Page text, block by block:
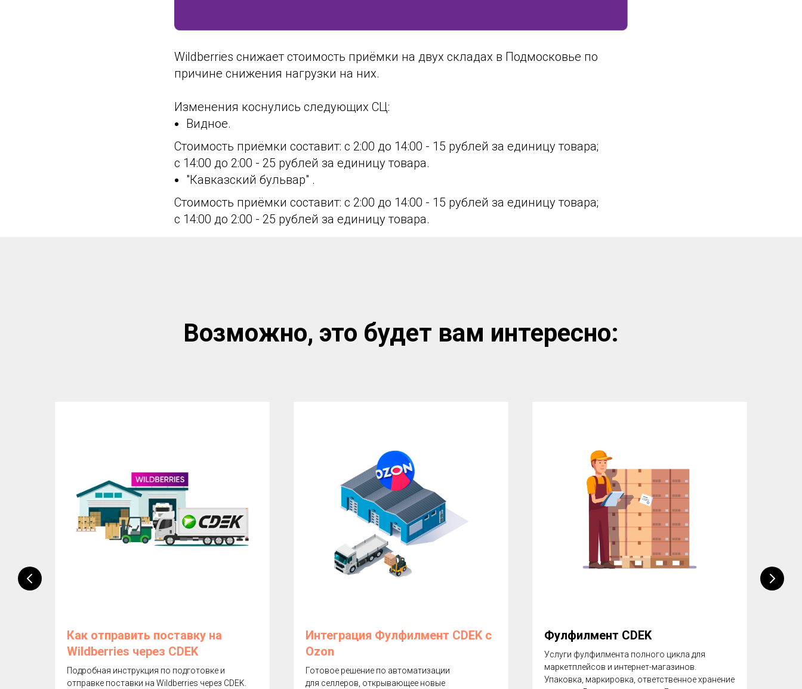
Wildberries снижает стоимость приёмки на двух складах в Подмосковье по
причине снижения нагрузки на них.
Изменения коснулись следующих СЦ:
Видное.
Стоимость приёмки составит: с 2:00 до 14:00 - 15 рублей за единицу товара;
с 14:00 до 2:00 - 25 рублей за единицу товара.
"Кавказский бульвар" .
Стоимость приёмки составит: с 2:00 до 14:00 - 15 рублей за единицу товара;
с 14:00 до 2:00 - 25 рублей за единицу товара.
Возможно, это будет вам интересно:
Как отправить поставку на
Wildberries через CDEK
Подробная инструкция по подготовке и
отправке поставки на Wildberries через CDEK.
Интеграция Фулфилмент CDEK с
Ozon
Готовое решение по автоматизации
для селлеров, открывающее новые
Фулфилмент CDEK
Услуги фулфилмента полного цикла для
маркетплейсов и интернет-магазинов.
Упаковка, маркировка, ответственное хранение